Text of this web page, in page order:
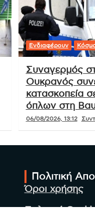
Ενδιαφέρουν
Συναγερμός
Ουκρανός
κατασκοπεία
όπλων στη
06/08/2026, 13:12
Πολιτική
Όροι χρήσης
Πολιτική